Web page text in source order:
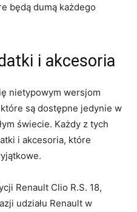
będą dumą każdego
i akcesoria
nietypowym wersjom
są dostępne jedynie⁣ w
świecie. Każdy z⁣ tych
i​ akcesoria, które⁣
Renault Clio R.S. 18,
udziału Renault w